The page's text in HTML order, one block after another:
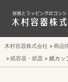
木村容器株式会社
商品
紙容器・紙皿
紙カッ